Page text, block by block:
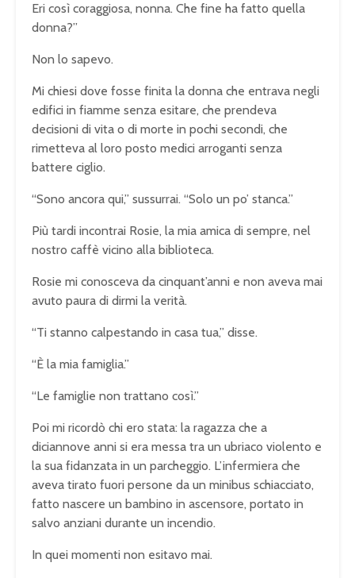
Eri così coraggiosa, nonna. Che fine ha fatto quella
donna?”
Non lo sapevo.
Mi chiesi dove fosse finita la donna che entrava negli
edifici in fiamme senza esitare, che prendeva
decisioni di vita o di morte in pochi secondi, che
rimetteva al loro posto medici arroganti senza
battere ciglio.
“Sono ancora qui,” sussurrai. “Solo un po’ stanca.”
Più tardi incontrai Rosie, la mia amica di sempre, nel
nostro caffè vicino alla biblioteca.
Rosie mi conosceva da cinquant’anni e non aveva mai
avuto paura di dirmi la verità.
“Ti stanno calpestando in casa tua,” disse.
“È la mia famiglia.”
“Le famiglie non trattano così.”
Poi mi ricordò chi ero stata: la ragazza che a
diciannove anni si era messa tra un ubriaco violento e
la sua fidanzata in un parcheggio. L’infermiera che
aveva tirato fuori persone da un minibus schiacciato,
fatto nascere un bambino in ascensore, portato in
salvo anziani durante un incendio.
In quei momenti non esitavo mai.